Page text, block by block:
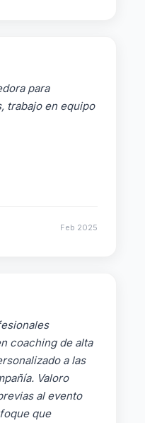
para
trabajo en equipo
Feb 2025
coaching de alta
a las
Valoro
al evento
que